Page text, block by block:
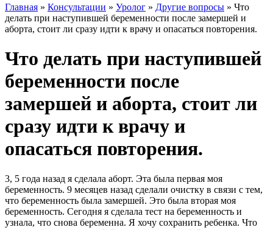
Главная » Консультации » Уролог » Другие вопросы » Что
делать при наступившей беременности после замершей и
аборта, стоит ли сразу идти к врачу и опасаться повторения.
Что делать при наступившей
беременности после
замершей и аборта, стоит ли
сразу идти к врачу и
опасаться повторения.
3, 5 года назад я сделала аборт. Эта была первая моя
беременность. 9 месяцев назад сделали очистку в связи с тем,
что беременность была замершей. Это была вторая моя
беременность. Сегодня я сделала тест на беременность и
узнала, что снова беременна. Я хочу сохранить ребенка. Что